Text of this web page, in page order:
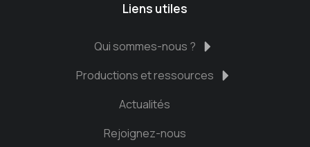
Liens utiles
Qui sommes-nous ?
Productions et ressources
Actualités
Rejoignez-nous